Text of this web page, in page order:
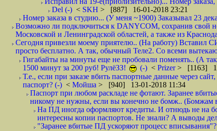
Del (-) < SKH > [887] 16-01-2018 23:21
Номер заказа в студию... (У меня ~1900) Заказывал 23
Возможно ли подключиться к DANYCOM, сохранив свой
Московской и Ленинградской областей, а также из
Сегодня привезли моему приятелю.. (На работу) Вставил
просто бесплатно. А так, обычный Теле2. Со всеми
Гигабайты на минуты еще не пробовали поменять.. (А
1500 минут за 200 руб! РулёЗЗ!
(-) < Prizer> [1163]
Т.е., если при заказе вбить паспортные данные через
паспорт? (-) < Мойша > [940] 13-01-2018 11:34
Паспорт при любом раскладе не фотают. Заранее
никому не нужны, если вы конечно не бомж.. (Бомжам
На ПД иногда оформляют кредиты. И отнюдь не на
интересны копии паспортов. Не знали? А выводы
"Заранее вбитые ПД ускоряют процесс